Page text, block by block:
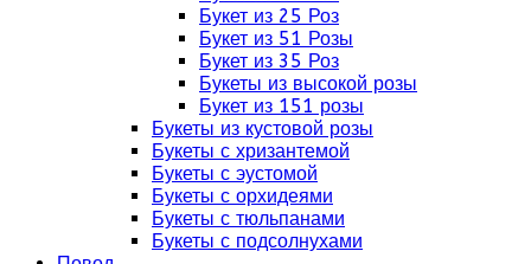
Букет из 25 Роз
Букет из 51 Розы
Букет из 35 Роз
Букеты из высокой розы
Букет из 151 розы
Букеты из кустовой розы
Букеты с хризантемой
Букеты с эустомой
Букеты с орхидеями
Букеты с тюльпанами
Букеты с подсолнухами